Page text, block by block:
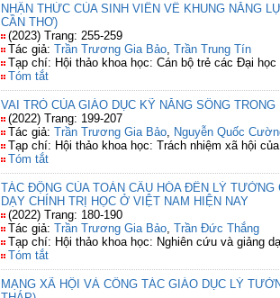
NHẬN THỨC CỦA SINH VIÊN VỀ KHUNG NĂNG
CẦN THƠ)
(2023) Trang: 255-259
Tác giả: Trần Trương Gia Bảo, Trần Trung Tín
Tạp chí: Hội thảo khoa học: Cán bộ trẻ các Đại
Tóm tắt
VAI TRÒ CỦA GIÁO DỤC KỸ NĂNG SỐNG
(2022) Trang: 199-207
Tác giả: Trần Trương Gia Bảo, Nguyễn Quốc
Tạp chí: Hội thảo khoa học: Trách nhiệm xã hội
Tóm tắt
TÁC ĐỘNG CỦA TOÀN CẦU HÓA ĐẾN LÝ
DẠY CHÍNH TRỊ HỌC Ở VIỆT NAM HIỆN NAY
(2022) Trang: 180-190
Tác giả: Trần Trương Gia Bảo, Trần Đức Thắng
Tạp chí: Hội thảo khoa học: Nghiên cứu và giảng
Tóm tắt
MẠNG XÃ HỘI VÀ CÔNG TÁC GIÁO DỤC LÝ